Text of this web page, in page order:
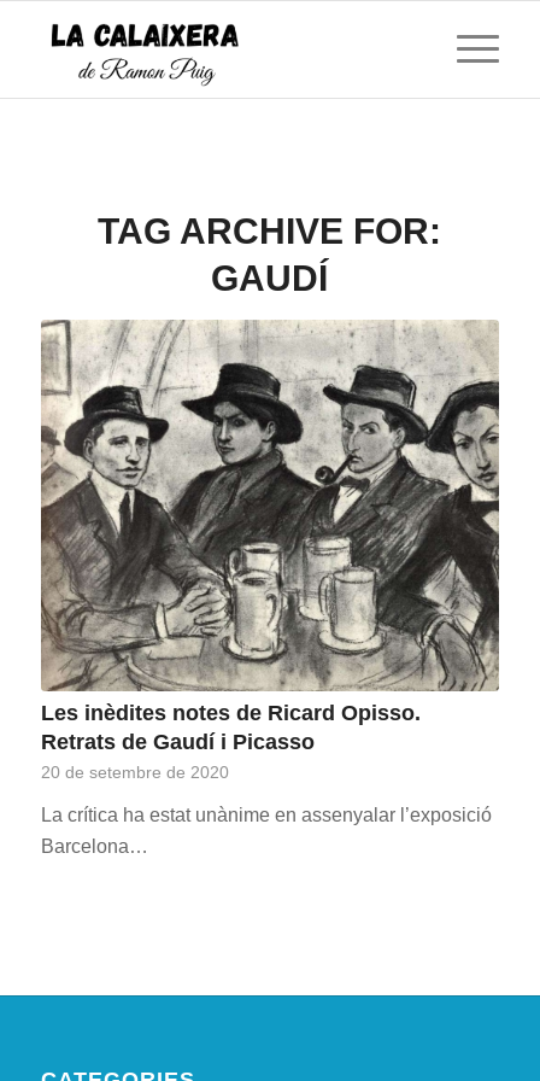
TAG ARCHIVE FOR:
GAUDÍ
Les inèdites notes de Ricard Opisso.
Retrats de Gaudí i Picasso
20 de setembre de 2020
La crítica ha estat unànime en assenyalar l’exposició
Barcelona…